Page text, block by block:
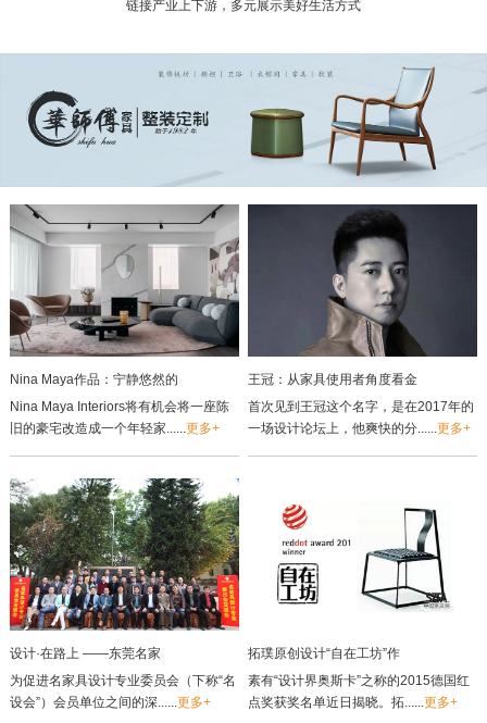
链接产业上下游，多元展示美好生活方式
Nina Maya作品：宁静悠然的
Nina Maya Interiors将有机会将一座陈
旧的豪宅改造成一个年轻家...... 更多+
王冠：从家具使用者角度看金
首次见到王冠这个名字，是在2017年的
一场设计论坛上，他爽快的分......更多+
设计·在路上 ——东莞名家
为促进名家具设计专业委员会（下称“名
设会”）会员单位之间的深......更多+
拓璞原创设计“自在工坊”作
素有“设计界奥斯卡”之称的2015德国红
点奖获奖名单近日揭晓。拓......更多+